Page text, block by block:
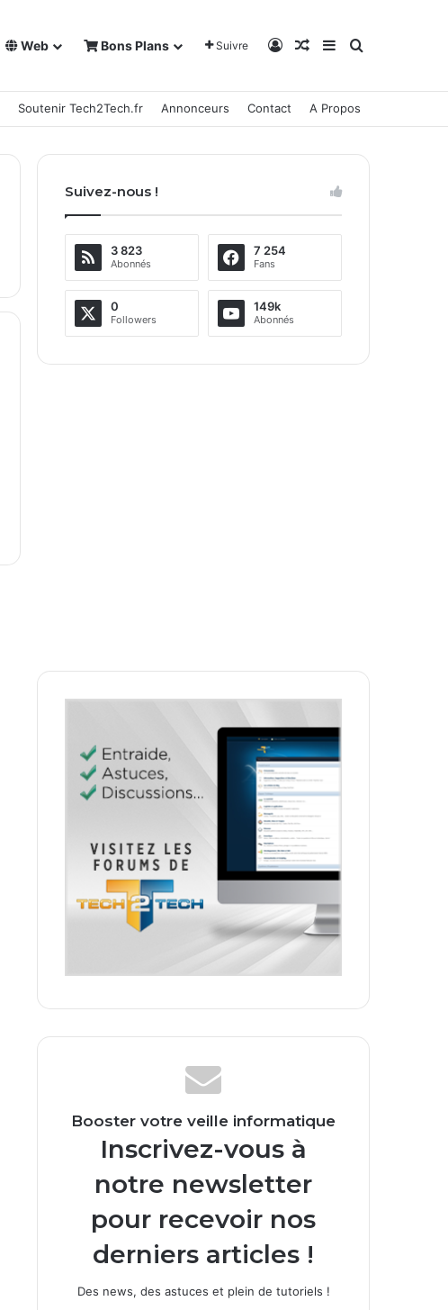
Web Bons Plans Suivre Connexion
Article Aléatoire
Sidebar (barre
Rechercher
Soutenir Tech2Tech.fr Annonceurs Contact A Propos
Suivez-nous !
3 823
Abonnés
7 254
Fans
0
Followers
149k
Abonnés
Booster votre veille informatique
Inscrivez-vous à
notre newsletter
pour recevoir nos
derniers articles !
Des news, des astuces et plein de tutoriels !